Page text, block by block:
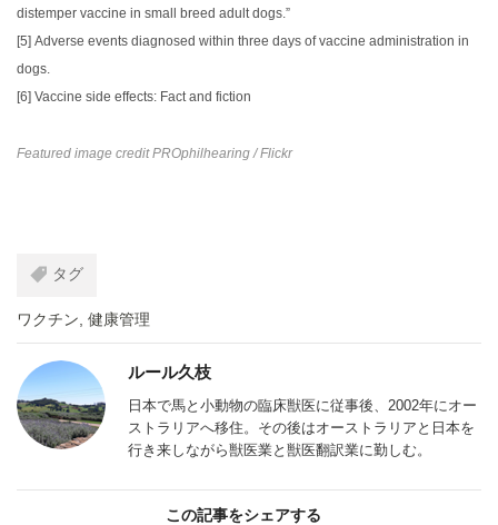
distemper vaccine in small breed adult dogs.”
[5] Adverse events diagnosed within three days of vaccine administration in
dogs.
[6] Vaccine side effects: Fact and fiction
Featured image creditPROphilhearing / Flickr
タグ
ワクチン 健康管理
ルール久枝
日本で馬と小動物の臨床獣医に従事後、2002年にオー
ストラリアへ移住。その後はオーストラリアと日本を
行き来しながら獣医業と獣医翻訳業に勤しむ。
この記事をシェアする